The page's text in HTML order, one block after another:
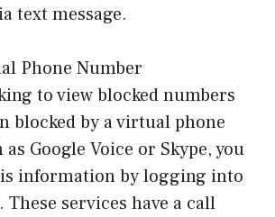
text message.
Phone Number
to view blocked numbers
blocked by a virtual phone
Google Voice or Skype, you
information by logging into
services have a call